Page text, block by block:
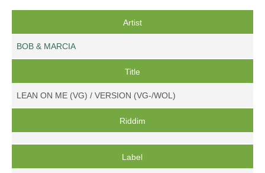
Artist
BOB & MARCIA
Title
LEAN ON ME (VG) / VERSION (VG-/WOL)
Riddim
Label